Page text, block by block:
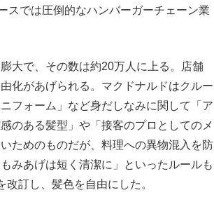
スでは圧倒的なハンバーガーチェーン業
大で、その数は約20万人に上る。店舗
化があげられる。マクドナルドはクルー
フォーム」など身だしなみに関して「ア
のある髪型」や「接客のプロとしてのメ
ためのものだが、料理への異物混入を防
みあげは短く清潔に」といったルールも
訂し、髪色を自由にした。